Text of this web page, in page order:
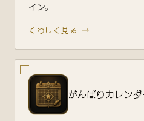
イン。
くわしく見る →
がんばりカレンダ